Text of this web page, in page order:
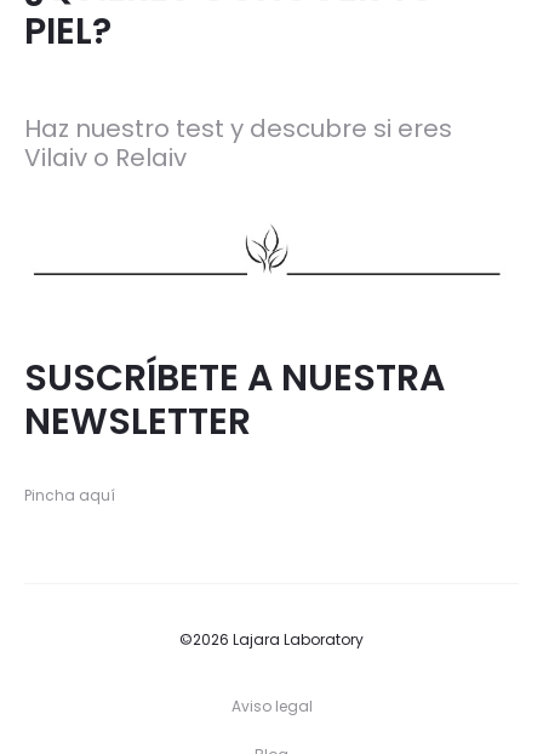
PIEL?
Haz nuestro test y descubre si eres
Vilaiv o Relaiv
SUSCRÍBETE A NUESTRA
NEWSLETTER
Pincha aquí
©2026 Lajara Laboratory
Aviso legal